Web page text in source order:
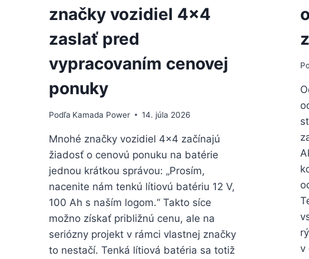
značky vozidiel 4×4
zaslať pred
vypracovaním cenovej
ponuky
Podľa Kamada Power 14. júla 2026
Mnohé značky vozidiel 4×4 začínajú
žiadosť o cenovú ponuku na batérie
jednou krátkou správou: „Prosím,
nacenite nám tenkú lítiovú batériu 12 V,
100 Ah s naším logom.“ Takto síce
možno získať približnú cenu, ale na
seriózny projekt v rámci vlastnej značky
to nestačí. Tenká lítiová batéria sa totiž
v